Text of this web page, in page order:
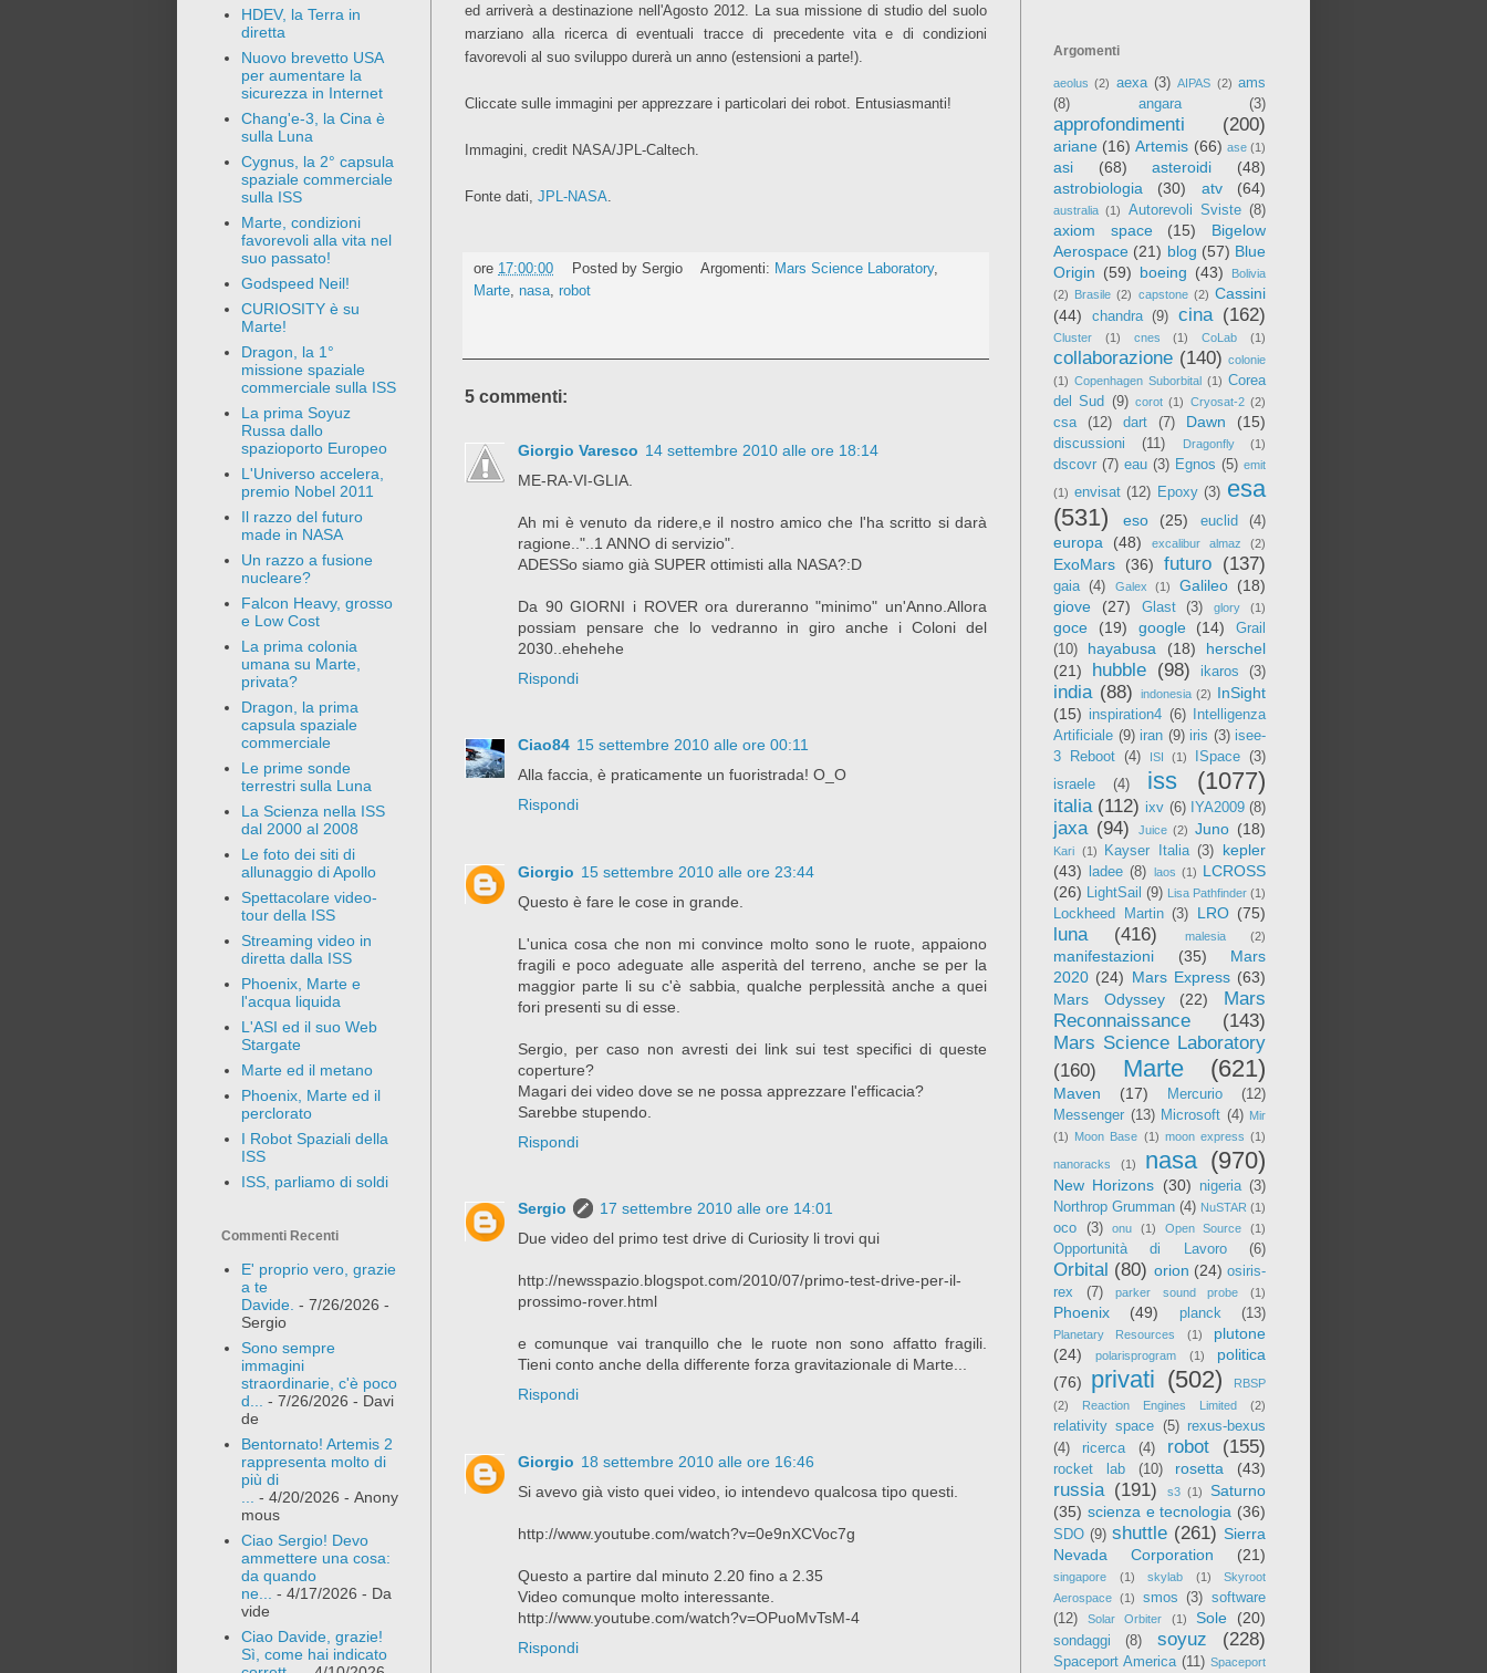
ed arriverà a destinazione nell'Agosto 2012. La sua missione di studio del suolo
marziano alla ricerca di eventuali tracce di precedente vita e di condizioni
favorevoli al suo sviluppo durerà un anno (estensioni a parte!).
Cliccate sulle immagini per apprezzare i particolari dei robot. Entusiasmanti!
Immagini, credit NASA/JPL-Caltech.
Fonte dati, JPL-NASA
ore 17:00:00 Posted by Sergio Argomenti: Mars Science Laboratory,
Marte nasa robot
5 commenti:
Giorgio Varesco 14 settembre 2010 alle ore 18:14
ME-RA-VI-GLIA.
Ah mi è venuto da ridere,e il nostro amico che l'ha scritto si darà
ragione.."..1 ANNO di servizio".
ADESSo siamo già SUPER ottimisti alla NASA?:D
Da 90 GIORNI i ROVER ora dureranno "minimo" un'Anno.Allora
possiam pensare che lo vedranno in giro anche i Coloni del
2030..ehehehe
Rispondi
Ciao84 15 settembre 2010 alle ore 00:11
Alla faccia, è praticamente un fuoristrada! O_O
Rispondi
Giorgio 15 settembre 2010 alle ore 23:44
Questo è fare le cose in grande.
L'unica cosa che non mi convince molto sono le ruote, appaiono
fragili e poco adeguate alle asperità del terreno, anche se per la
maggior parte li su c'è sabbia, qualche perplessità anche a quei
fori presenti su di esse.
Sergio, per caso non avresti dei link sui test specifici di queste
coperture?
Magari dei video dove se ne possa apprezzare l'efficacia?
Sarebbe stupendo.
Rispondi
Sergio
17 settembre 2010 alle ore 14:01
Due video del primo test drive di Curiosity li trovi qui
http://newsspazio.blogspot.com/2010/07/primo-test-drive-per-il-
prossimo-rover.html
e comunque vai tranquillo che le ruote non sono affatto fragili.
Tieni conto anche della differente forza gravitazionale di Marte...
Rispondi
Giorgio 18 settembre 2010 alle ore 16:46
Si avevo già visto quei video, io intendevo qualcosa tipo questi.
http://www.youtube.com/watch?v=0e9nXCVoc7g
Questo a partire dal minuto 2.20 fino a 2.35
Video comunque molto interessante.
http://www.youtube.com/watch?v=OPuoMvTsM-4
Rispondi
HDEV, la Terra in
diretta
Nuovo brevetto USA
per aumentare la
sicurezza in Internet
Chang'e-3, la Cina è
sulla Luna
Cygnus, la 2° capsula
spaziale commerciale
sulla ISS
Marte, condizioni
favorevoli alla vita nel
suo passato!
Godspeed Neil!
CURIOSITY è su
Marte!
Dragon, la 1°
missione spaziale
commerciale sulla ISS
La prima Soyuz
Russa dallo
spazioporto Europeo
L'Universo accelera,
premio Nobel 2011
Il razzo del futuro
made in NASA
Un razzo a fusione
nucleare?
Falcon Heavy, grosso
e Low Cost
La prima colonia
umana su Marte,
privata?
Dragon, la prima
capsula spaziale
commerciale
Le prime sonde
terrestri sulla Luna
La Scienza nella ISS
dal 2000 al 2008
Le foto dei siti di
allunaggio di Apollo
Spettacolare video-
tour della ISS
Streaming video in
diretta dalla ISS
Phoenix, Marte e
l'acqua liquida
L'ASI ed il suo Web
Stargate
Marte ed il metano
Phoenix, Marte ed il
perclorato
I Robot Spaziali della
ISS
ISS, parliamo di soldi
Commenti Recenti
E' proprio vero, grazie
a te
Davide. - 7/26/2026 -
Sergio
Sono sempre
immagini
straordinarie, c'è poco
d... - 7/26/2026 - Davi
de
Bentornato! Artemis 2
rappresenta molto di
più di
... - 4/20/2026 - Anony
mous
Ciao Sergio! Devo
ammettere una cosa:
da quando
ne... - 4/17/2026 - Da
vide
Ciao Davide, grazie!
Sì, come hai indicato
Argomenti
aeolus (2) aexa (3) AIPAS (2) ams
(8)
angara (3)
approfondimenti (200)
ariane (16) Artemis (66) ase (1)
asi (68) asteroidi
(48)
astrobiologia
(30) atv (64)
australia (1) Autorevoli Sviste (8)
axiom space (15)
Bigelow
Aerospace (21) blog (57) Blue
Origin (59) boeing (43)
Bolivia
(2) Brasile (2) capstone (2) Cassini
(44)
chandra (9) cina (162)
Cluster (1) cnes (1) CoLab (1)
collaborazione (140) colonie
(1) Copenhagen Suborbital (1) Corea
del Sud (9) corot (1) Cryosat-2 (2)
csa (12) dart (7) Dawn (15)
discussioni (11) Dragonfly (1)
dscovr (7) eau (3) Egnos (5) emit
(1) envisat (12) Epoxy (3) esa
(531)
eso (25) euclid (4)
europa (48) excalibur almaz (2)
ExoMars (36) futuro (137)
gaia (4) Galex (1) Galileo (18)
giove
(27) Glast (3) glory (1)
goce (19) google (14)
Grail
(10)
hayabusa (18)
herschel
(21)
hubble (98) ikaros (3)
india (88) indonesia (2) InSight
(15) inspiration4 (6)
Intelligenza
Artificiale (9) iran (9) iris (3) isee-
3 Reboot (4) ISI (1) ISpace (3)
israele
(4) iss (1077)
italia (112) ixv (6) IYA2009 (8)
jaxa (94) Juice (2) Juno (18)
Kari (1) Kayser Italia (3)
kepler
(43)
ladee (8) laos (1) LCROSS
(26) LightSail (9) Lisa Pathfinder (1)
Lockheed Martin (3) LRO (75)
luna (416) malesia (2)
manifestazioni (35)
Mars
2020 (24) Mars Express (63)
Mars Odyssey
(22)
Mars
Reconnaissance
(143)
Mars Science Laboratory
(160)
Marte (621)
Maven (17) Mercurio
(12)
Messenger (13) Microsoft (4) Mir
(1) Moon Base (1) moon express (1)
nanoracks (1) nasa (970)
New Horizons (30) nigeria (3)
Northrop Grumman (4) NuSTAR (1)
oco (3) onu (1) Open Source (1)
Opportunità di Lavoro (6)
Orbital (80) orion (24) osiris-
rex
(7) parker sound probe (1)
Phoenix (49) planck (13)
Planetary Resources (1)
plutone
(24)
polarisprogram (1)
politica
(76)
privati (502)
RBSP
(2)
Reaction Engines Limited (2)
relativity space (5) rexus-bexus
(4)
ricerca (4) robot (155)
rocket lab (10) rosetta (43)
russia (191) s3 (1)
Saturno
(35) scienza e tecnologia (36)
SDO (9) shuttle (261) Sierra
Nevada Corporation
(21)
singapore (1) skylab (1)
Skyroot
Aerospace (1) smos (3) software
(12)
Solar Orbiter (1) Sole (20)
sondaggi (8) soyuz (228)
Spaceport America (11) Spaceport